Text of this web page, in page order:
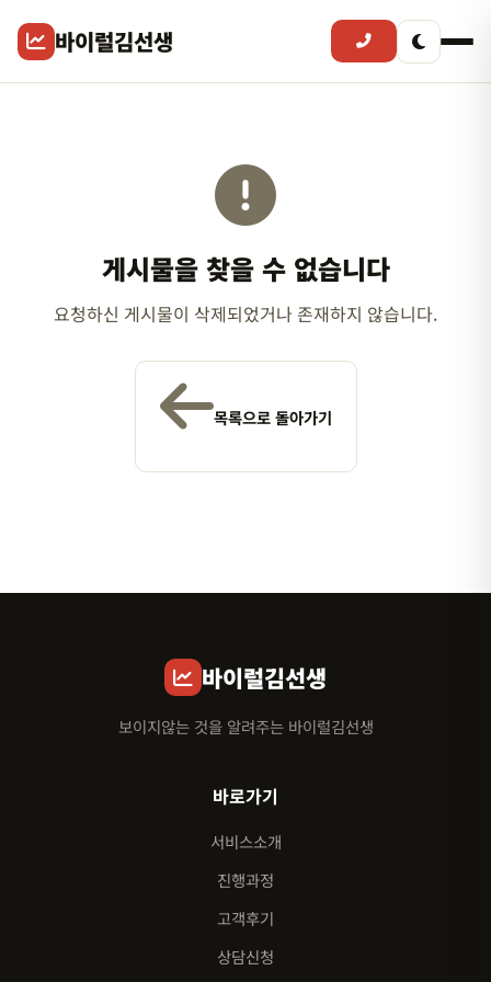
바이럴김선생
게시물을 찾을 수 없습니다
요청하신 게시물이 삭제되었거나 존재하지 않습니다.
목록으로 돌아가기
바이럴김선생
보이지않는 것을 알려주는 바이럴김선생
바로가기
서비스소개
진행과정
고객후기
상담신청